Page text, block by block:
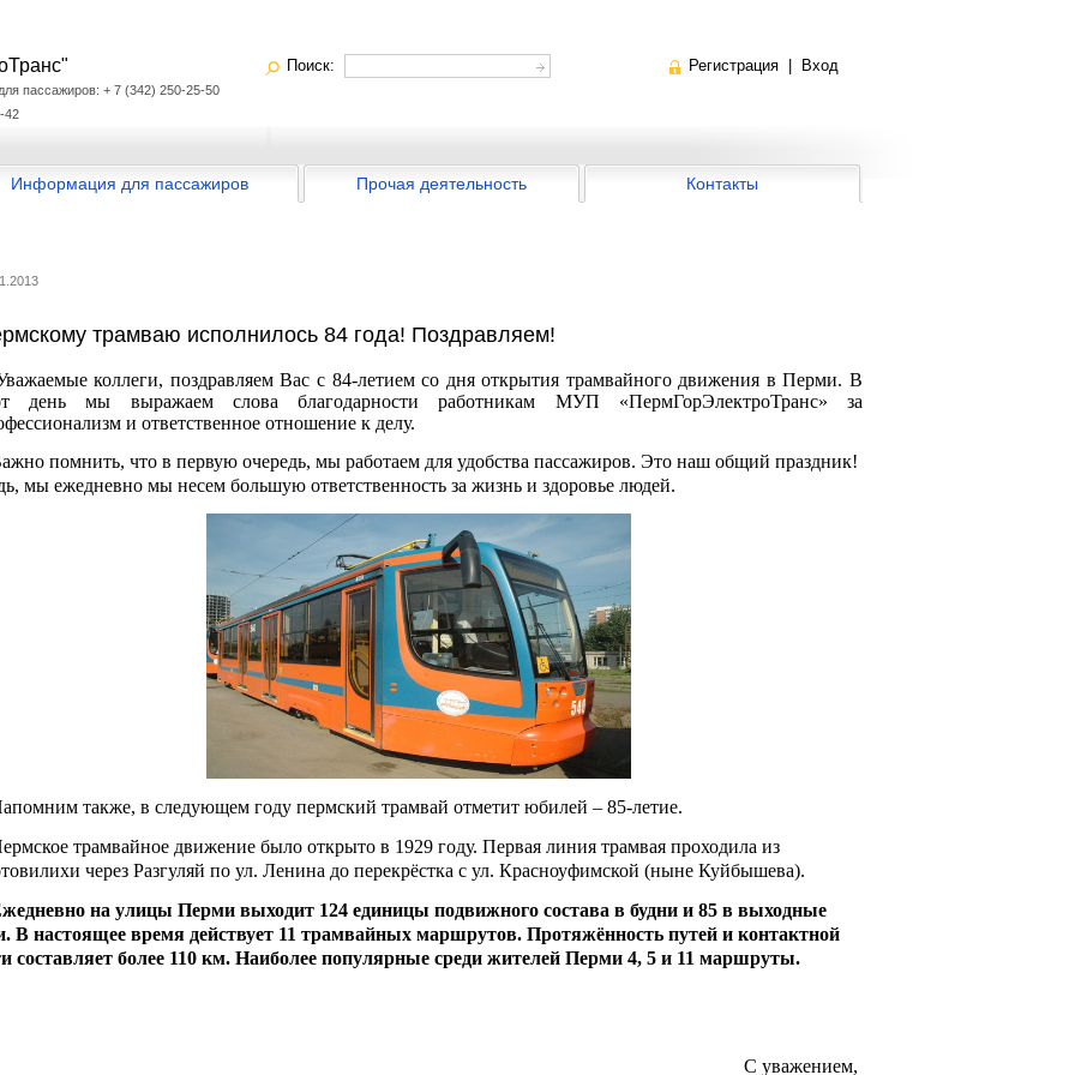
пассажиров: + 7 (342) 250-25-50
42
Поиск: Регистрация Вход
Информация для пассажиров Прочая деятельность Контакты
трамваю исполнилось 84 года! Поздравляем!
коллеги, поздравляем Вас с 84-летием со дня открытия трамвайного движения в Перми. В
день мы выражаем слова благодарности работникам МУП «ПермГорЭлектроТранс» за
и ответственное отношение к делу.
помнить, что в первую очередь, мы работаем для удобства пассажиров. Это наш общий праздник!
мы ежедневно мы несем большую ответственность за жизнь и здоровье людей.
также, в следующем году пермский трамвай отметит юбилей – 85-летие.
трамвайное движение было открыто в 1929 году. Первая линия трамвая проходила из
через Разгуляй по ул. Ленина до перекрёстка с ул. Красноуфимской (ныне Куйбышева).
на улицы Перми выходит 124 единицы подвижного состава в будни и 85 в выходные
В настоящее время действует 11 трамвайных маршрутов. Протяжённость путей и контактной
составляет более 110 км. Наиболее популярные среди жителей Перми 4, 5 и 11 маршруты.
С уважением,